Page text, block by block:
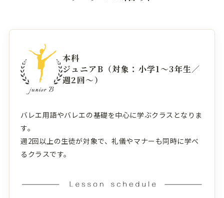
本科
ジュニアB（対象：小学1〜3年生／
週2回〜）
バレエ用語やバレエの基礎を中心に学ぶクラスとなりま
す。
週2回以上の生徒が対象で、礼儀やマナーも同時に学べ
るクラスです。